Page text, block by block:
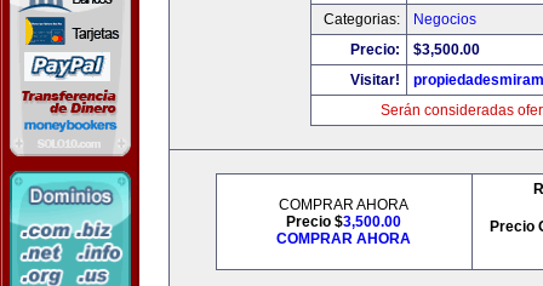
Categorias:
Negocios
Precio:
$3,500.00
Visitar!
Serán consideradas
COMPRAR AHORA
Precio $3,500.00
COMPRAR AHORA
Precio